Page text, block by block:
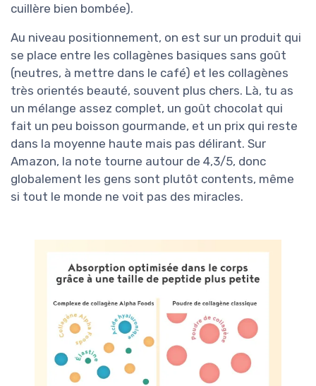
cuillère bien bombée).
Au niveau positionnement, on est sur un produit qui
se place entre les collagènes basiques sans goût
(neutres, à mettre dans le café) et les collagènes
très orientés beauté, souvent plus chers. Là, tu as
un mélange assez complet, un goût chocolat qui
fait un peu boisson gourmande, et un prix qui reste
dans la moyenne haute mais pas délirant. Sur
Amazon, la note tourne autour de 4,3/5, donc
globalement les gens sont plutôt contents, même
si tout le monde ne voit pas des miracles.